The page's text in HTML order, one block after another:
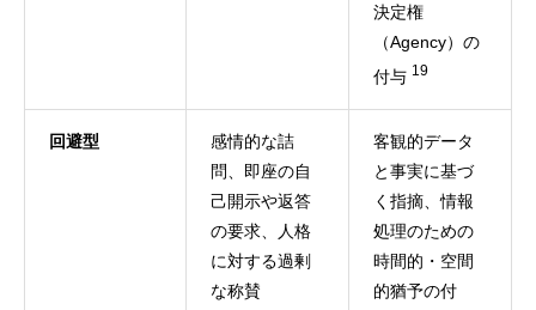
決定権
（Agency）の
付与 19
回避型
感情的な詰
問、即座の自
己開示や返答
の要求、人格
に対する過剰
な称賛
客観的データ
と事実に基づ
く指摘、情報
処理のための
時間的・空間
的猶予の付